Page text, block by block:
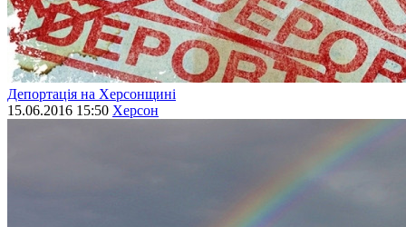
Депортація на Херсонщині
15.06.2016 15:50 Херсон